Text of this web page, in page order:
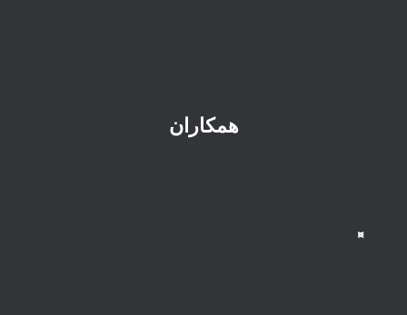
همکاران
>
<